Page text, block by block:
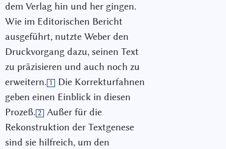
dem Verlag hin und her gingen.
Wie im Editorischen Bericht
ausgeführt, nutzte Weber den
Druckvorgang dazu, seinen Text
zu präzisieren und auch noch zu
erweitern. 1
Die Korrekturfahnen
geben einen Einblick in diesen
Prozeß. 2
Außer für die
Rekonstruktion der Textgenese
sind sie hilfreich, um den